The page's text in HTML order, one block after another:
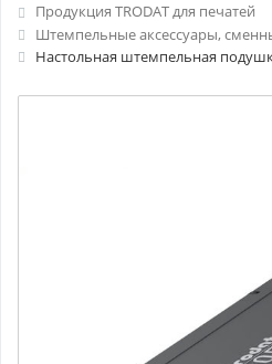
Продукция TRODAT для печатей
Штемпельные аксессуары,
Настольная штемпельная